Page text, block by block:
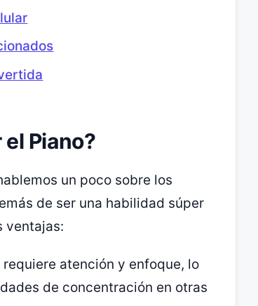
Piano?
un poco sobre los
de ser una habilidad súper
ventajas:
requiere atención y enfoque, lo
de concentración en otras